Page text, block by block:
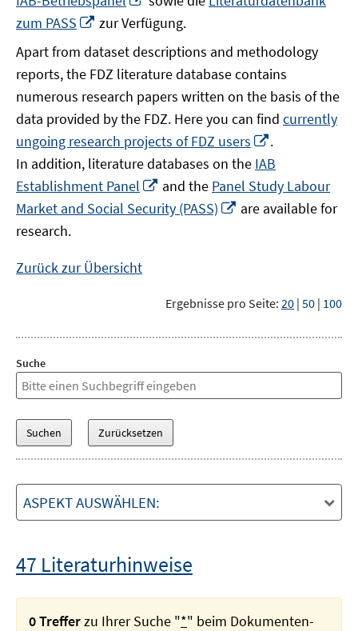
öffnen neuem
Fenster
öffnen
zum PASS
In
Fenster
öffnen
zur Verfügung.
Apart from dataset descriptions and methodology
reports, the FDZ literature database contains
numerous research papers written on the basis of the
data provided by the FDZ. Here you can find currently
ungoing research projects of FDZ users
neuem
Fenster
öffnen
.
In addition, literature databases on the IAB
Establishment Panel
In
neuem
Fenster
and the Panel Study Labour
Market and Social Security (PASS)
In
are available for
research.
Zurück zur Übersicht
Ergebnisse pro Seite: 20 | 50 | 100
Suche
ASPEKT AUSWÄHLEN:
47 Literaturhinweise
0 Trefferzu Ihrer Suche "*" beim Dokumenten-